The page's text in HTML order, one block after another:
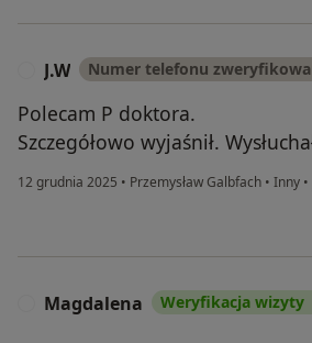
J.W Numer telefonu
Polecam P doktora.
Szczegółowo wyjaśnił.
12 grudnia 2025 • Przemysław Galbfach • Inny •
Magdalena Weryfikacja wizyty